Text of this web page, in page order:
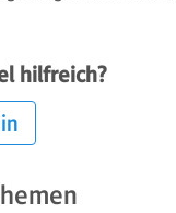
hilfreich?